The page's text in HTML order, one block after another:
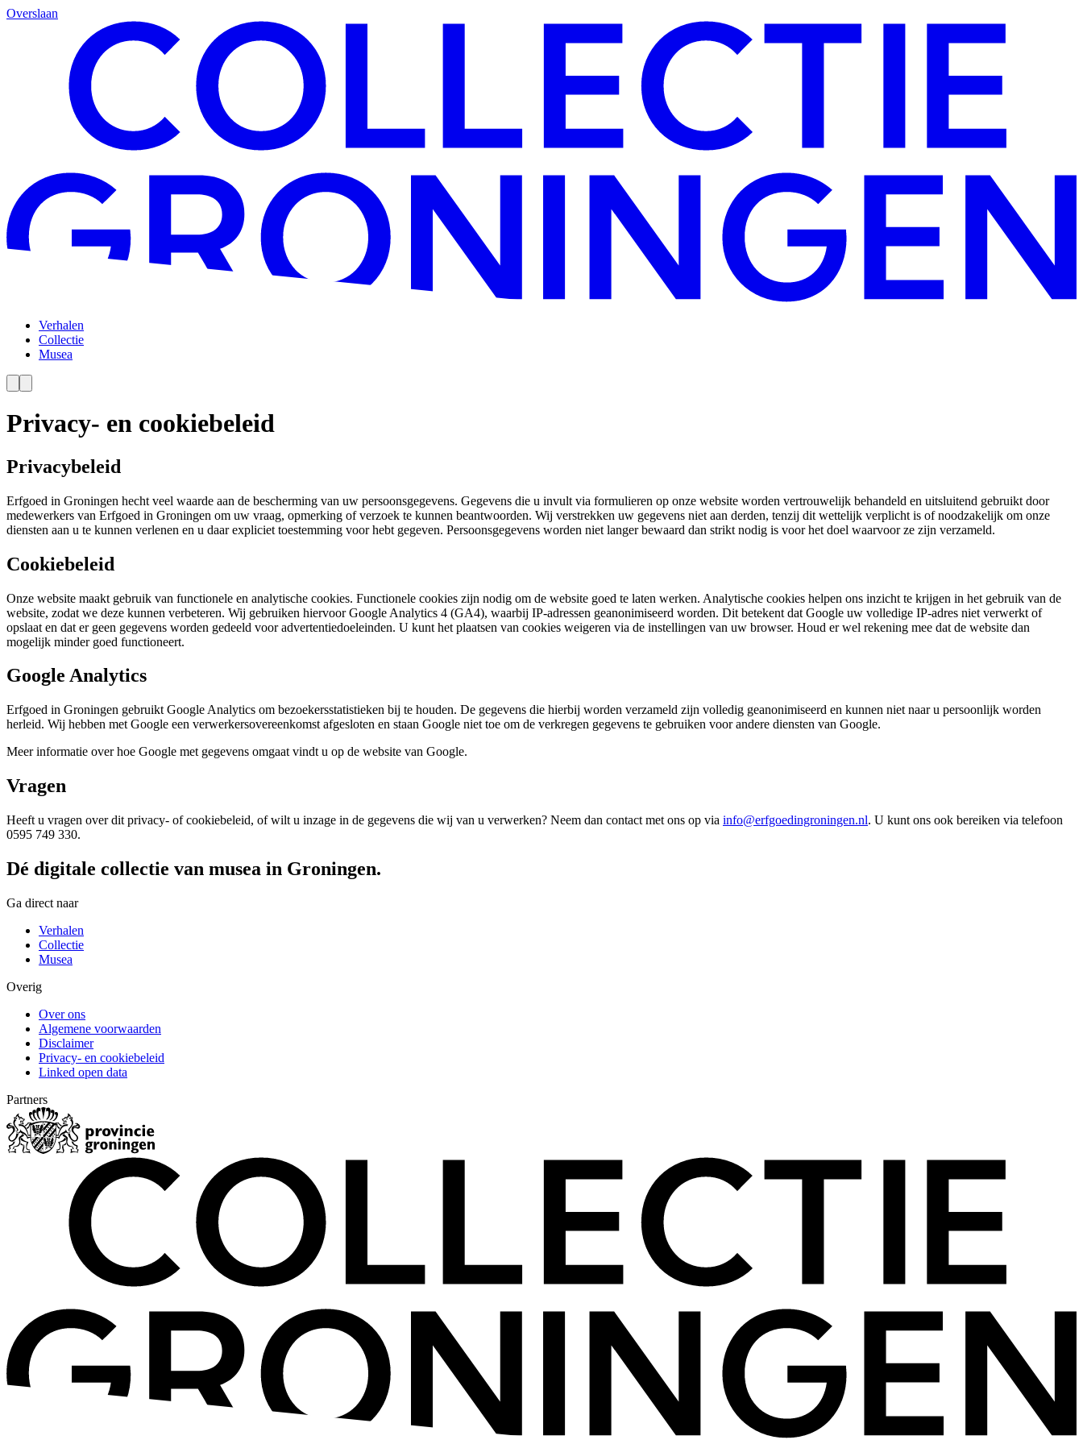
Overslaan
Verhalen
Collectie
Musea
Privacy- en cookiebeleid
Privacybeleid
Erfgoed in Groningen hecht veel waarde aan de bescherming van uw persoonsgegevens. Gegevens die u invult via formulieren op onze website worden vertrouwelijk behandeld en uitsluitend gebruikt door
medewerkers van Erfgoed in Groningen om uw vraag, opmerking of verzoek te kunnen beantwoorden. Wij verstrekken uw gegevens niet aan derden, tenzij dit wettelijk verplicht is of noodzakelijk om onze
diensten aan u te kunnen verlenen en u daar expliciet toestemming voor hebt gegeven. Persoonsgegevens worden niet langer bewaard dan strikt nodig is voor het doel waarvoor ze zijn verzameld.
Cookiebeleid
Onze website maakt gebruik van functionele en analytische cookies. Functionele cookies zijn nodig om de website goed te laten werken. Analytische cookies helpen ons inzicht te krijgen in het gebruik van de
website, zodat we deze kunnen verbeteren. Wij gebruiken hiervoor Google Analytics 4 (GA4), waarbij IP-adressen geanonimiseerd worden. Dit betekent dat Google uw volledige IP-adres niet verwerkt of
opslaat en dat er geen gegevens worden gedeeld voor advertentiedoeleinden. U kunt het plaatsen van cookies weigeren via de instellingen van uw browser. Houd er wel rekening mee dat de website dan
mogelijk minder goed functioneert.
Google Analytics
Erfgoed in Groningen gebruikt Google Analytics om bezoekersstatistieken bij te houden. De gegevens die hierbij worden verzameld zijn volledig geanonimiseerd en kunnen niet naar u persoonlijk worden
herleid. Wij hebben met Google een verwerkersovereenkomst afgesloten en staan Google niet toe om de verkregen gegevens te gebruiken voor andere diensten van Google.
Meer informatie over hoe Google met gegevens omgaat vindt u op de website van Google.
Vragen
Heeft u vragen over dit privacy- of cookiebeleid, of wilt u inzage in de gegevens die wij van u verwerken? Neem dan contact met ons op via info@erfgoedingroningen.nl. U kunt ons ook bereiken via telefoon
0595 749 330.
Dé digitale collectie van musea in Groningen.
Ga direct naar
Verhalen
Collectie
Musea
Overig
Over ons
Algemene voorwaarden
Disclaimer
Privacy- en cookiebeleid
Linked open data
Partners